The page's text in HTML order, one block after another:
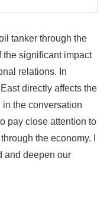
tanker through the
the significant impact
relations. In
directly affects the
the conversation
pay close attention to
the economy. I
and deepen our